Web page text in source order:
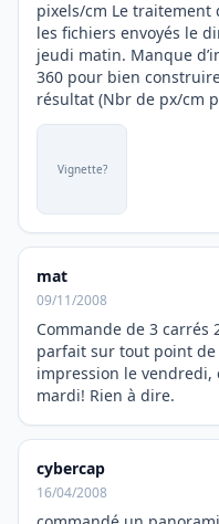
pixels/cm Le
les fichiers envoyés le
jeudi matin. Manque
360 pour bien
résultat (Nbr de px/cm
Vignette?
mat
09/11/2008
Commande de 3 carrés
parfait sur tout point de
impression le vendredi,
mardi! Rien à dire.
cybercap
16/04/2008